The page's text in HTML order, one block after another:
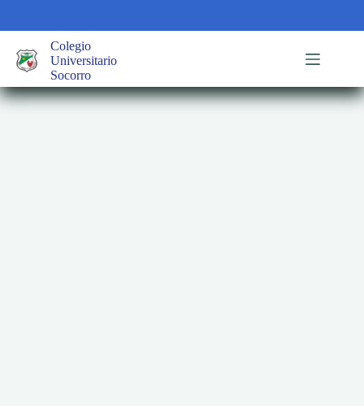
contenido
Colegio
Universitario
Socorro